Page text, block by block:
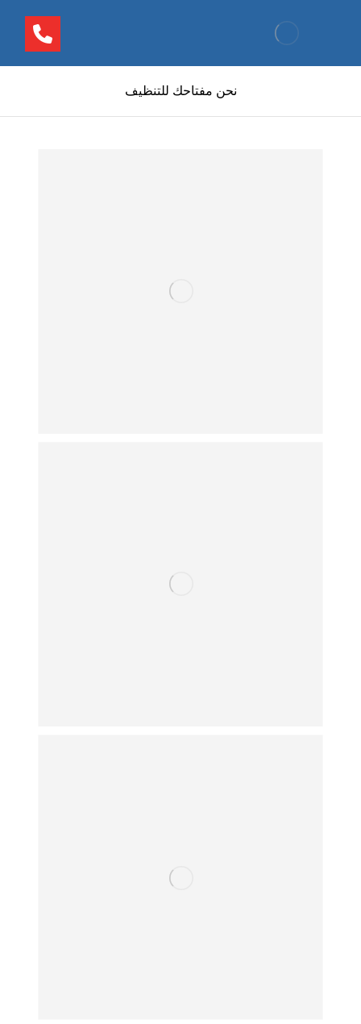
نحن مفتاحك للتنظيف